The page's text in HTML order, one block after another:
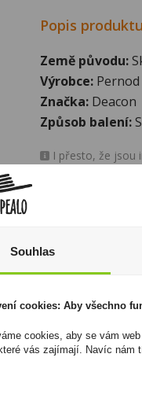
Popis produktu
Země původu:
Výrobce: Pernod
Značka: Deacon
Způsob balení:
I přesto, že jsou
odpovědnost za
zákona. Tyto
kopírovány bez
Souhlas
cookies: Aby všechno
cookies, aby se vám
vás zajímají. Navíc nám